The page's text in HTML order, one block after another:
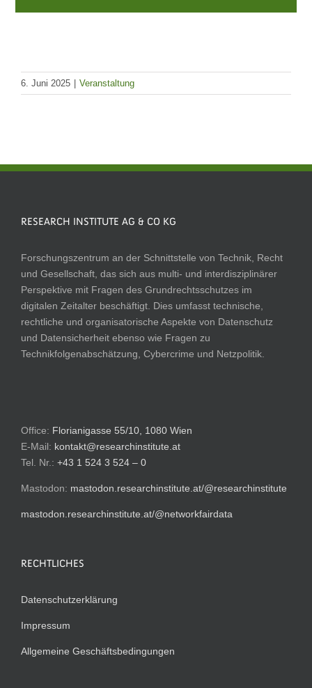
6. Juni 2025 Veranstaltung
RESEARCH INSTITUTE AG & CO KG
Forschungszentrum an der Schnittstelle von Technik, Recht
und Gesellschaft, das sich aus multi- und interdisziplinärer
Perspektive mit Fragen des Grundrechtsschutzes im
digitalen Zeitalter beschäftigt. Dies umfasst technische,
rechtliche und organisatorische Aspekte von Datenschutz
und Datensicherheit ebenso wie Fragen zu
Technikfolgenabschätzung, Cybercrime und Netzpolitik.
Office: Florianigasse 55/10, 1080 Wien
E-Mail: kontakt@researchinstitute.at
Tel. Nr.: +43 1 524 3 524 – 0
Mastodon: mastodon.researchinstitute.at/@researchinstitute
mastodon.researchinstitute.at/@networkfairdata
RECHTLICHES
Datenschutzerklärung
Impressum
Allgemeine Geschäftsbedingungen